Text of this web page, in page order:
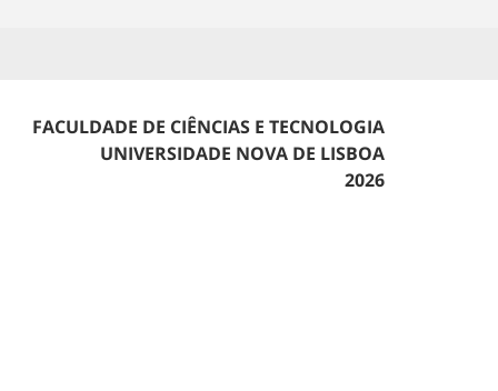
FACULDADE DE CIÊNCIAS E TECNOLOGIA
UNIVERSIDADE NOVA DE LISBOA
2026